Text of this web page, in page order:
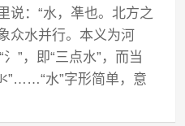
说：“水，凖也。北方之
众水并行。本义为河
”，即“三点水”，而当
”……“水”字形简单，意